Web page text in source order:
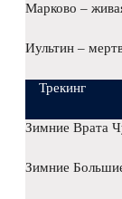
Марково –
Иультин –
Трекинг
Зимние Врата
Зимние